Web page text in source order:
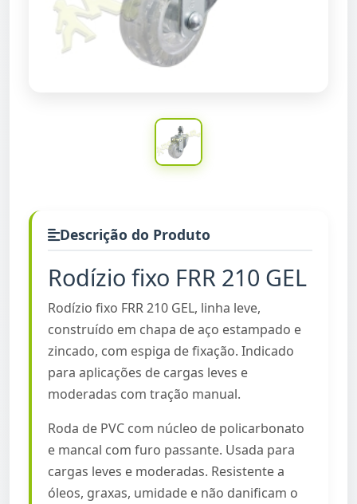
Descrição do Produto
Rodízio fixo FRR 210 GEL
Rodízio fixo FRR 210 GEL, linha leve,
construído em chapa de aço estampado e
zincado, com espiga de fixação. Indicado
para aplicações de cargas leves e
moderadas com tração manual.
Roda de PVC com núcleo de policarbonato
e mancal com furo passante. Usada para
cargas leves e moderadas. Resistente a
óleos, graxas, umidade e não danificam o